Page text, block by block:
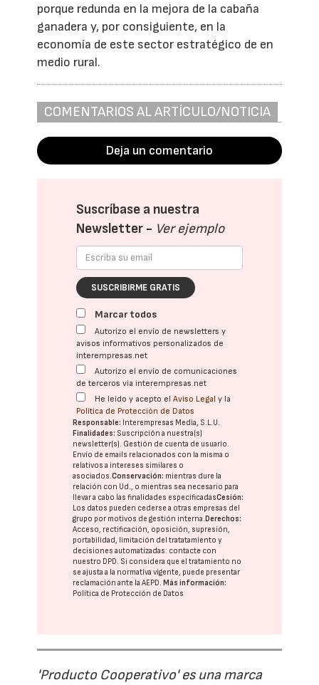
porque redunda en la mejora de la cabaña
ganadera y, por consiguiente, en la
economía de este sector estratégico de en
medio rural.
COMENTARIOS AL ARTÍCULO/NOTICIA
Deja un comentario
Suscríbase a nuestra
Newsletter - Ver ejemplo
SUSCRIBIRME GRATIS
Marcar todos
Autorizo el envío de newsletters y
avisos informativos personalizados de
interempresas.net
Autorizo el envío de comunicaciones
de terceros vía interempresas.net
He leído y acepto elAviso Legal y la
Política de Protección de Datos
Responsable: Interempresas Media, S.L.U.
Finalidades: Suscripción a nuestra(s)
newsletter(s). Gestión de cuenta de usuario.
Envío de emails relacionados con la misma o
relativos a intereses similares o
asociados.Conservación: mientras dure la
relación con Ud., o mientras sea necesario para
llevar a cabo las finalidades especificadasCesión:
Los datos pueden cederse a otras empresas del
grupo por motivos de gestión interna.Derechos:
Acceso, rectificación, oposición, supresión,
portabilidad, limitación del tratatamiento y
decisiones automatizadas: contacte con
nuestro DPD. Si considera que el tratamiento no
se ajusta a la normativa vigente, puede presentar
reclamación ante laAEPD.Más información:
Política de Protección de Datos
'Producto Cooperativo' es una marca